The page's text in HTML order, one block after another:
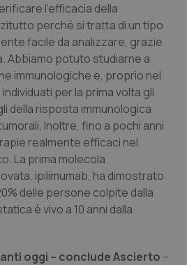
di Bolzano
di Trento
& Rettocolite Ulcerosa
patologie neurodegenerative
l’efficacia della
perché si tratta di un tipo
facile da analizzare, grazie
Abbiamo potuto studiarne a
immunologiche e, proprio nel
per la prima volta gli
della risposta immunologica
Inoltre, fino a pochi anni
realmente efficaci nel
La prima molecola
ipilimumab, ha dimostrato
delle persone colpite dalla
è vivo a 10 anni dalla
oggi – conclude Ascierto –